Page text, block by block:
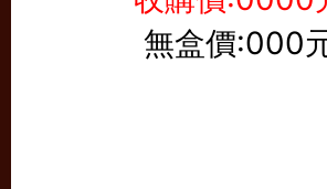
無盒價:000